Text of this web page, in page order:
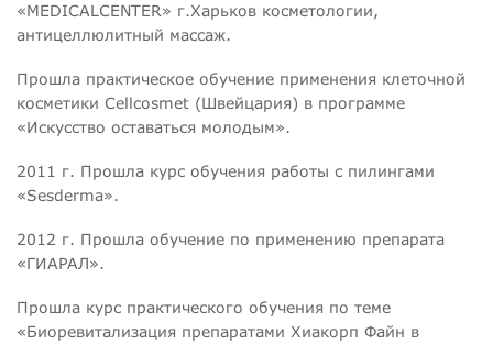
«MEDICALCENTER» г.Харьков косметологии,
антицеллюлитный массаж.
Прошла практическое обучение применения клеточной
косметики Cellcosmet (Швейцария) в программе
«Искусство оставаться молодым».
2011 г. Прошла курс обучения работы с пилингами
«Sesderma».
2012 г. Прошла обучение по применению препарата
«ГИАРАЛ».
Прошла курс практического обучения по теме
«Биоревитализация препаратами Хиакорп Файн в